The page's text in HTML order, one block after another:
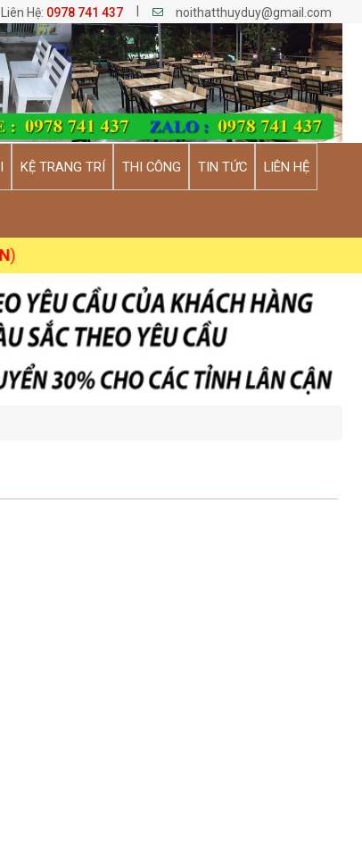
Liên Hệ: 0978 741 437 noithatthuyduy@gmail.com
KỆ TRANG TRÍ THI CÔNG TIN TỨC LIÊN HỆ